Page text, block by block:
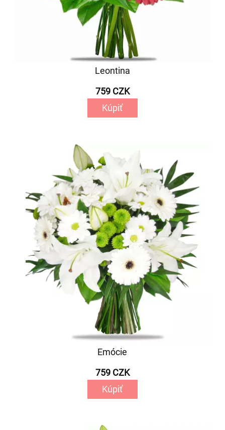
Leontina
759 CZK
Kúpiť
Emócie
759 CZK
Kúpiť